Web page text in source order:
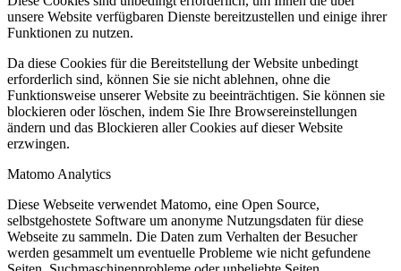
unsere Website verfügbaren Dienste bereitzustellen und einige ihrer
Funktionen zu nutzen.
Da diese Cookies für die Bereitstellung der Website unbedingt
erforderlich sind, können Sie sie nicht ablehnen, ohne die
Funktionsweise unserer Website zu beeinträchtigen. Sie können sie
blockieren oder löschen, indem Sie Ihre Browsereinstellungen
ändern und das Blockieren aller Cookies auf dieser Website
erzwingen.
Matomo Analytics
Diese Webseite verwendet Matomo, eine Open Source,
selbstgehostete Software um anonyme Nutzungsdaten für diese
Webseite zu sammeln. Die Daten zum Verhalten der Besucher
werden gesammelt um eventuelle Probleme wie nicht gefundene